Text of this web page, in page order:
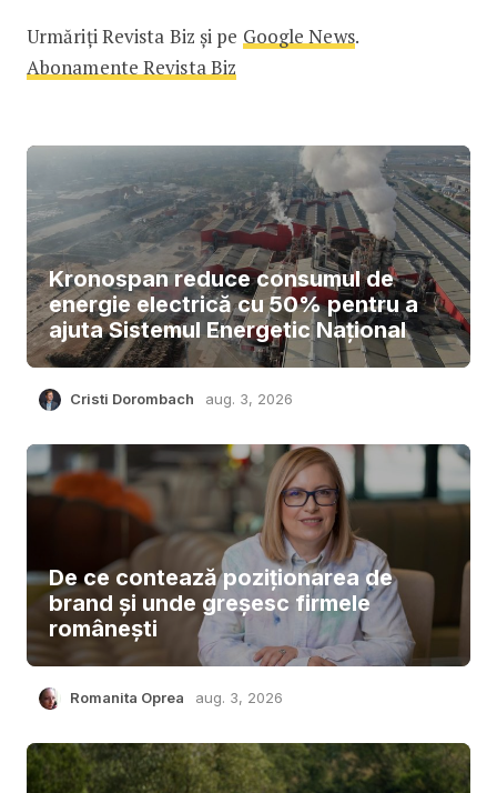
Urmăriți Revista Biz și pe Google News.
Abonamente Revista Biz
Kronospan reduce consumul de
energie electrică cu 50% pentru a
ajuta Sistemul Energetic Național
Cristi Dorombach aug. 3, 2026
De ce contează poziționarea de
brand și unde greșesc firmele
românești
Romanita Oprea aug. 3, 2026